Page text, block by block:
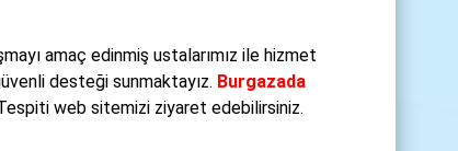
amaç edinmiş ustalarımız ile hizmet
desteği sunmaktayız. Burgazada
web sitemizi ziyaret edebilirsiniz.